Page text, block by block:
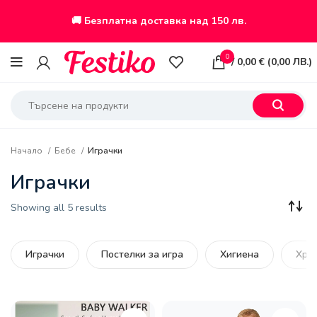
🚚 Безплатна доставка над 150 лв.
0 / 0,00€ (0,00 ЛВ.)
Начало Бебе Играчки
Играчки
Showing all 5 results
latest
Играчки
Постелки за игра Хигиена